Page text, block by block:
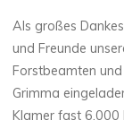
Als großes
und Freunde
Forstbeamten
Grimma
Klamer fast 6.000